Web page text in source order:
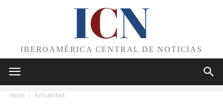
ICN
IBEROAMÉRICA CENTRAL DE NOTICIAS
Inicio Actualidad